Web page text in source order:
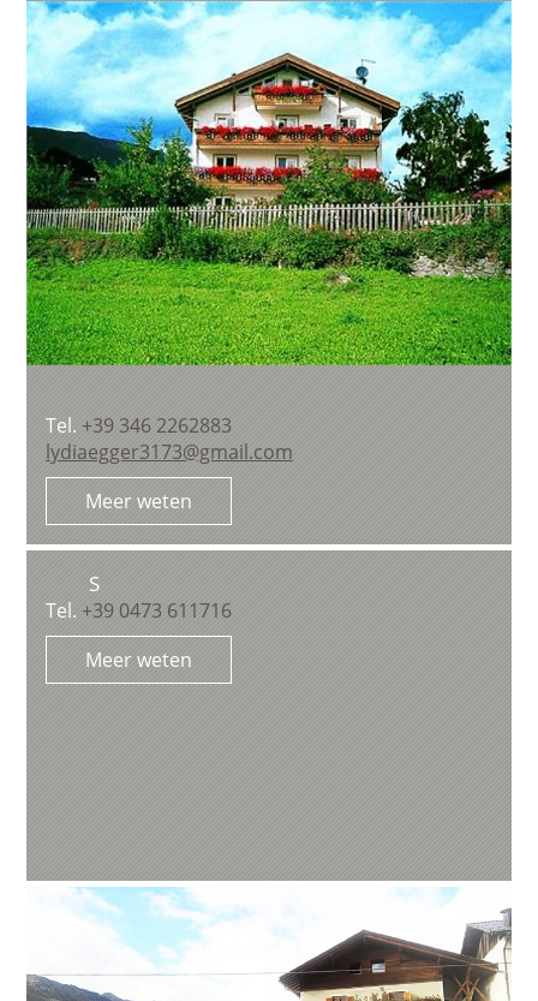
Tel.+39 346 2262883
lydiaegger3173@gmail.com
Meer weten
S
Tel. +39 0473 611716
Meer weten